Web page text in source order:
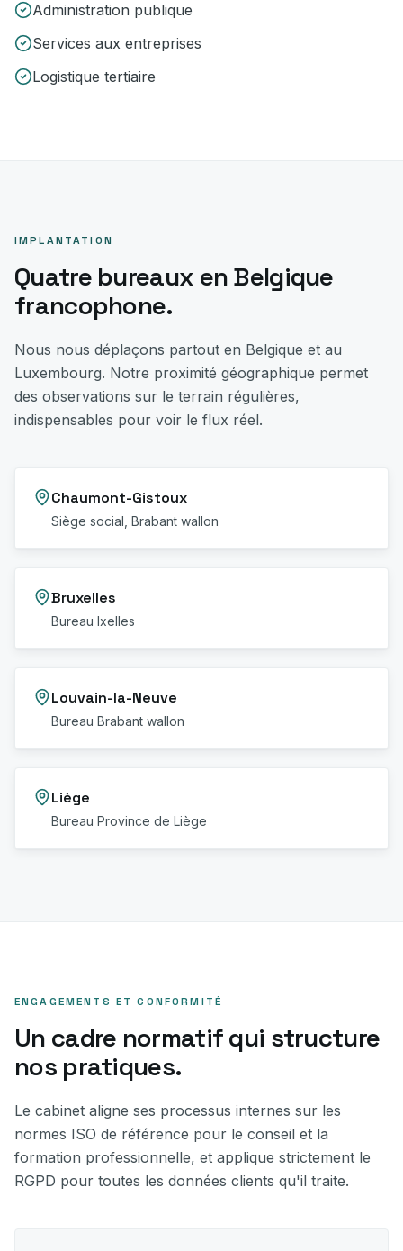
Administration publique
Services aux entreprises
Logistique tertiaire
IMPLANTATION
Quatre bureaux en Belgique
francophone.
Nous nous déplaçons partout en Belgique et au
Luxembourg. Notre proximité géographique permet
des observations sur le terrain régulières,
indispensables pour voir le flux réel.
Chaumont-Gistoux
Siège social, Brabant wallon
Bruxelles
Bureau Ixelles
Louvain-la-Neuve
Bureau Brabant wallon
Liège
Bureau Province de Liège
ENGAGEMENTS ET CONFORMITÉ
Un cadre normatif qui structure
nos pratiques.
Le cabinet aligne ses processus internes sur les
normes ISO de référence pour le conseil et la
formation professionnelle, et applique strictement le
RGPD pour toutes les données clients qu'il traite.